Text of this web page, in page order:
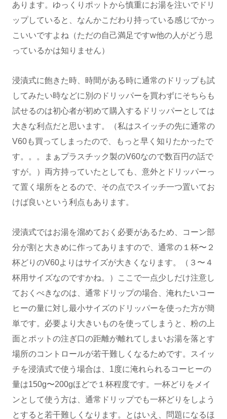
あります。ゆっくりポットから慎重にお湯を注いでドリ
ップしていると、なんかこだわり持っている感じでかっ
こいいですよね（ただの自己満足ですw他の人がどう思
っているかは知りません）
浸漬式に飽きた時、時間がある時に通常のドリップも試
してみたい時などに別のドリッパーを買わずにそちらも
試せるのは初心者が初めて購入するドリッパーとしては
大きな利点だと思います。（私はスイッチの先に通常の
V60も買ってしまったので、もっと早く知りたかったで
す。。。まぁプラスチック製のV60なので数百円の話で
すが。）両方持っていたとしても、意外とドリッパーっ
て置く場所をとるので、その点でスイッチ一つ置いてお
けば良いという利点もあります。
浸漬式ではお湯を溜めておく必要があるため、コーン部
分が割と大きめに作ってありますので、通常の１杯〜２
杯どりのV60よりはサイズが大きくなります。（３〜４
杯用サイズなのですかね。）ここで一点少しだけ注意し
ておくべきなのは、通常ドリップの場合、淹れたいコー
ヒーの量に対し最小サイズのドリッパーを使った方が簡
単です。必要より大きいものを使ってしまうと、粉の上
面とポットの注ぎ口の距離が離れてしまいお湯を落とす
場所のコントロールが若干難しくなるためです。スイッ
チを浸漬式で使う場合は、1度に淹れられるコーヒーの
量は150g〜200gほどで１杯程度です。一杯どりをメイ
ンとして使う方は、通常ドリップでも一杯どりをしよう
とすると若干難しくなります。とはいえ、問題になるほ